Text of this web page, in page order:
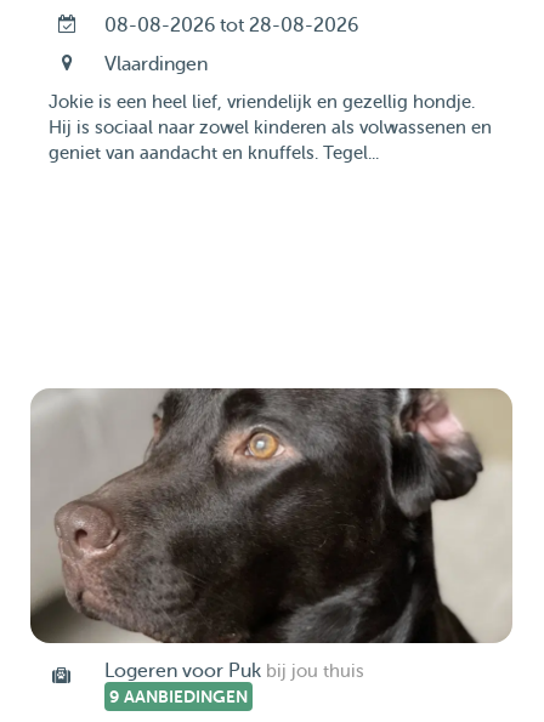
08-08-2026 tot 28-08-2026
Vlaardingen
Jokie is een heel lief, vriendelijk en gezellig hondje.
Hij is sociaal naar zowel kinderen als volwassenen en
geniet van aandacht en knuffels. Tegel...
Logeren voor Puk bij jou thuis
9 AANBIEDINGEN